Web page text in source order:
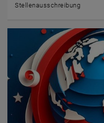
Stellenausschreibung